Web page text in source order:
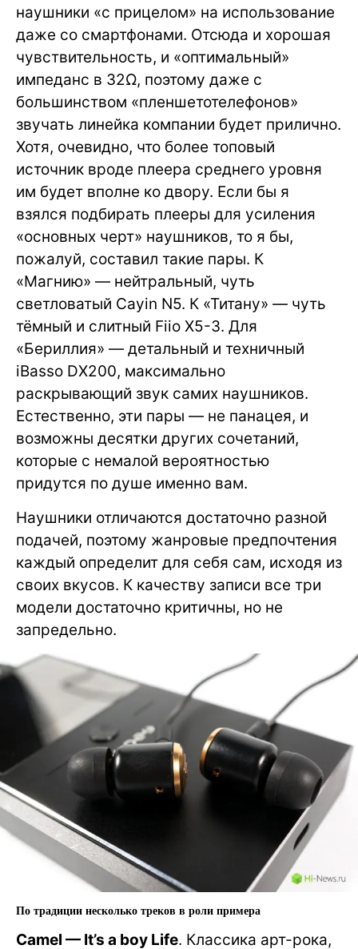
наушники «с прицелом» на использование
даже со смартфонами. Отсюда и хорошая
чувствительность, и «оптимальный»
импеданс в 32Ω, поэтому даже с
большинством «пленшетотелефонов»
звучать линейка компании будет прилично.
Хотя, очевидно, что более топовый
источник вроде плеера среднего уровня
им будет вполне ко двору. Если бы я
взялся подбирать плееры для усиления
«основных черт» наушников, то я бы,
пожалуй, составил такие пары. К
«Магнию» — нейтральный, чуть
светловатый Cayin N5. К «Титану» — чуть
тёмный и слитный Fiio X5-3. Для
«Бериллия» — детальный и техничный
iBasso DX200, максимально
раскрывающий звук самих наушников.
Естественно, эти пары — не панацея, и
возможны десятки других сочетаний,
которые с немалой вероятностью
придутся по душе именно вам.
Наушники отличаются достаточно разной
подачей, поэтому жанровые предпочтения
каждый определит для себя сам, исходя из
своих вкусов. К качеству записи все три
модели достаточно критичны, но не
запредельно.
По традиции несколько треков в роли примера
Camel — It’s a boy Life. Классика арт-рока,